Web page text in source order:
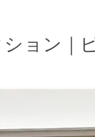
ョン｜